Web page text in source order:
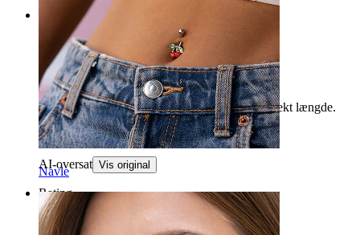
Navle
Piercing kirsebær
Meget sød, ikke til os og hænger ikke fast. Perfekt længde.
Maria Giulia Bekræftet køb
AI-oversat Vis original
Rating